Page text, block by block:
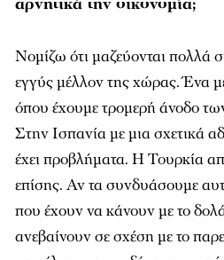
Νομίζω ότι μαζεύονται πολλά
όπου έχουμε τρομερή άνοδο
Στην Ισπανία με μια σχετικά
έχει προβλήματα. Η Τουρκία
επίσης. Αν τα συνδυάσουμε αυτά
που έχουν να κάνουν με το
ανεβαίνουν σε σχέση με το
πετρέλαιο που αυξάνεται η
πιο αρνητικό περιβάλλον σε